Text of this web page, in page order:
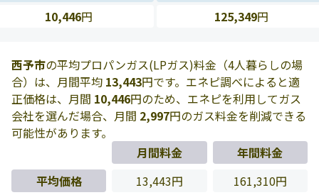
10,446円 125,349円
西予市の平均プロパンガス(LPガス)料金（4人暮らしの場
合）は、月間平均 13,443円です。エネピ調べによると適
正価格は、月間 10,446円のため、エネピを利用してガス
会社を選んだ場合、月間 2,997円のガス料金を削減できる
可能性があります。
月間料金
年間料金
平均価格
13,443円
161,310円